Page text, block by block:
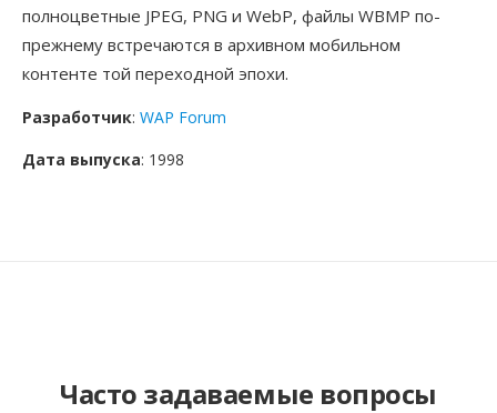
полноцветные JPEG, PNG и WebP, файлы WBMP по-
прежнему встречаются в архивном мобильном
контенте той переходной эпохи.
Разработчик: WAP Forum
Дата выпуска: 1998
Часто задаваемые вопросы